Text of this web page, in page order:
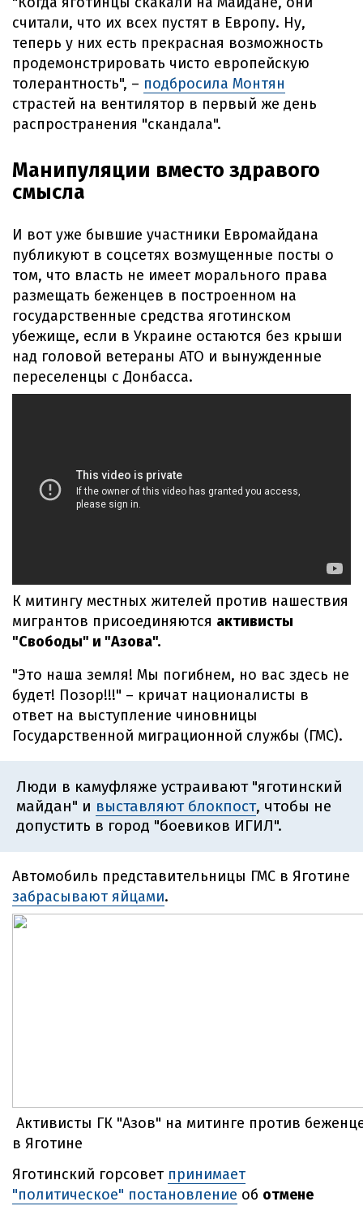
считали, что их всех пустят в Европу. Ну,
теперь у них есть прекрасная возможность
продемонстрировать чисто европейскую
толерантность", – подбросила Монтян
страстей на вентилятор в первый же день
распространения "скандала".
Манипуляции вместо здравого
смысла
И вот уже бывшие участники Евромайдана
публикуют в соцсетях возмущенные посты о
том, что власть не имеет морального права
размещать беженцев в построенном на
государственные средства яготинском
убежище, если в Украине остаются без крыши
над головой ветераны АТО и вынужденные
переселенцы с Донбасса.
К митингу местных жителей против нашествия
мигрантов присоединяются активисты
"Свободы" и "Азова".
"Это наша земля! Мы погибнем, но вас здесь не
будет! Позор!!!" – кричат националисты в
ответ на выступление чиновницы
Государственной миграционной службы (ГМС).
Люди в камуфляже устраивают "яготинский
майдан" и выставляют блокпост, чтобы не
допустить в город "боевиков ИГИЛ".
Автомобиль представительницы ГМС в Яготине
забрасывают яйцами.
Активисты ГК "Азов" на митинге против
в Яготине
Яготинский горсовет принимает
"политическое" постановление об отмене